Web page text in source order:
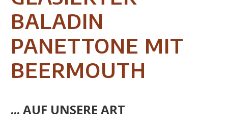
BALADIN
PANETTONE MIT
BEERMOUTH
... AUF UNSERE ART